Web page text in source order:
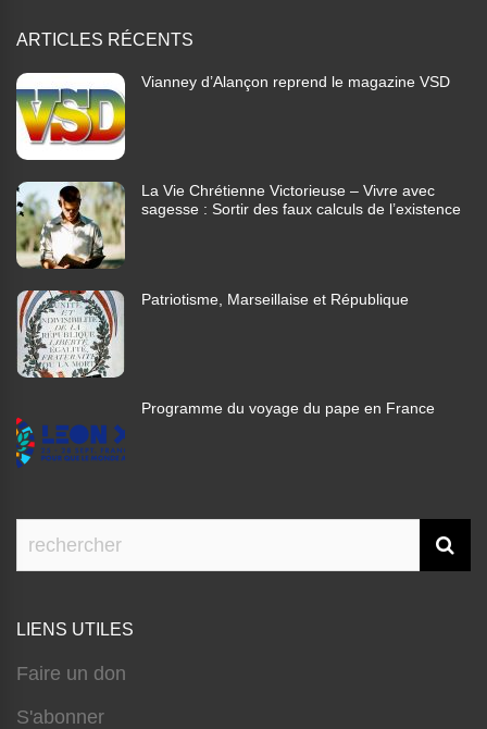
ARTICLES RÉCENTS
Vianney d’Alançon reprend le magazine VSD
La Vie Chrétienne Victorieuse – Vivre avec
sagesse : Sortir des faux calculs de l’existence
Patriotisme, Marseillaise et République
Programme du voyage du pape en France
LIENS UTILES
Faire un don
S'abonner